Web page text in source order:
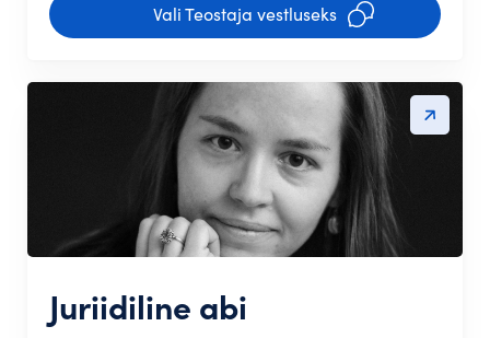
Vali Teostaja vestluseks
Juriidiline abi